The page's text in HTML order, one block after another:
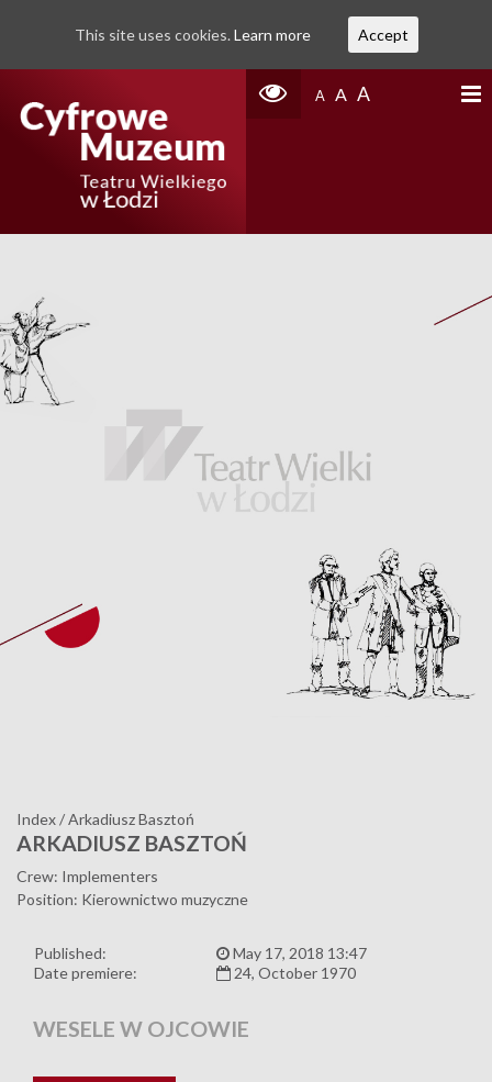
A A A
Index/Arkadiusz Basztoń
ARKADIUSZ BASZTOŃ
Crew: Implementers
Position: Kierownictwo muzyczne
Published:
May 17, 2018 13:47
Date premiere:
24, October 1970
WESELE W OJCOWIE
This site uses cookies. Learn more Accept